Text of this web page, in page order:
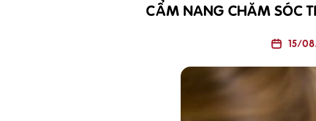
CẨM NANG CHĂM SÓC
15/